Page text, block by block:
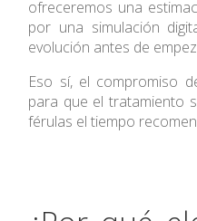
ofreceremos una
por una simulación
evolución antes de
Eso sí, el compromiso
para que el tratamiento
férulas el tiempo